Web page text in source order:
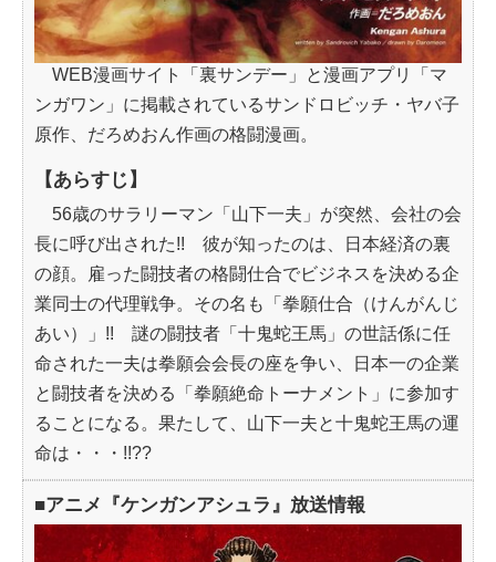
WEB漫画サイト「裏サンデー」と漫画アプリ「マ
ンガワン」に掲載されているサンドロビッチ・ヤバ子
原作、だろめおん作画の格闘漫画。
【あらすじ】
56歳のサラリーマン「山下一夫」が突然、会社の会
長に呼び出された!! 彼が知ったのは、日本経済の裏
の顔。雇った闘技者の格闘仕合でビジネスを決める企
業同士の代理戦争。その名も「拳願仕合（けんがんじ
あい）」!! 謎の闘技者「十鬼蛇王馬」の世話係に任
命された一夫は拳願会会長の座を争い、日本一の企業
と闘技者を決める「拳願絶命トーナメント」に参加す
ることになる。果たして、山下一夫と十鬼蛇王馬の運
命は・・・!!??
■アニメ『ケンガンアシュラ』放送情報